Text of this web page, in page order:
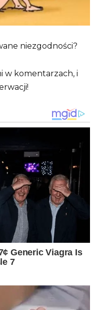
niezgodności?
w komentarzach, i